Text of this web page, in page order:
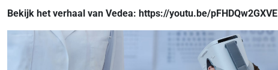
Bekijk het verhaal van Vedea: https://youtu.be/pFHDQw2GXVE